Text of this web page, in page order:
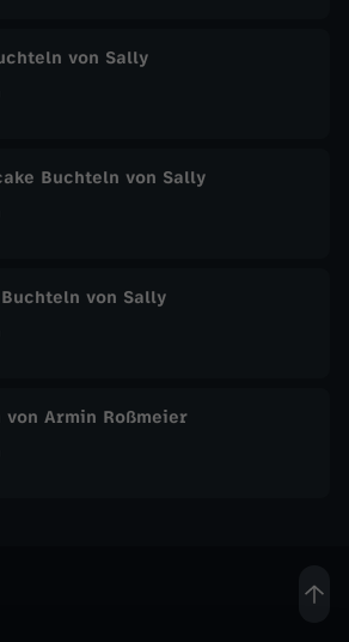
von Sally
Buchteln von Sally
von Sally
Armin Roßmeier